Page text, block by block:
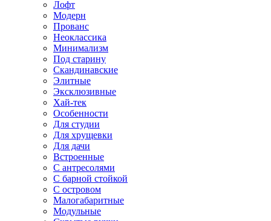
Лофт
Модерн
Прованс
Неоклассика
Минимализм
Под старину
Скандинавские
Элитные
Эксклюзивные
Хай-тек
Особенности
Для студии
Для хрущевки
Для дачи
Встроенные
С антресолями
С барной стойкой
С островом
Малогабаритные
Модульные